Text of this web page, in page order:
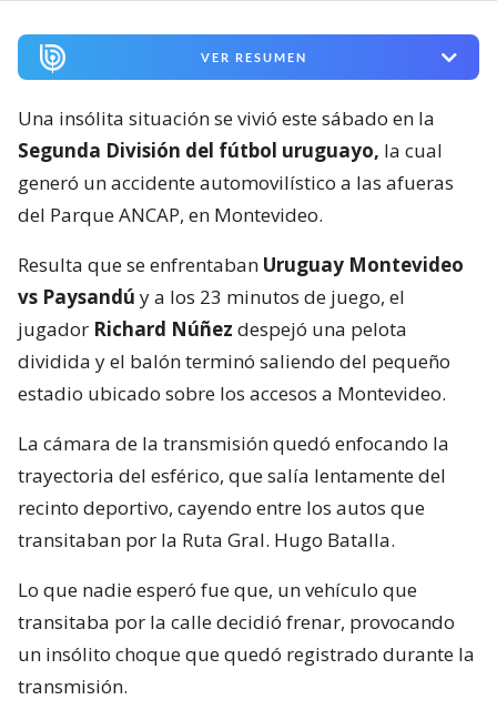
VER RESUMEN
Una insólita situación se vivió este sábado en la
Segunda División del fútbol uruguayo, la cual
generó un accidente automovilístico a las afueras
del Parque ANCAP, en Montevideo.
Resulta que se enfrentaban Uruguay Montevideo
vs Paysandú y a los 23 minutos de juego, el
jugador Richard Núñez despejó una pelota
dividida y el balón terminó saliendo del pequeño
estadio ubicado sobre los accesos a Montevideo.
La cámara de la transmisión quedó enfocando la
trayectoria del esférico, que salía lentamente del
recinto deportivo, cayendo entre los autos que
transitaban por la Ruta Gral. Hugo Batalla.
Lo que nadie esperó fue que, un vehículo que
transitaba por la calle decidió frenar, provocando
un insólito choque que quedó registrado durante la
transmisión.